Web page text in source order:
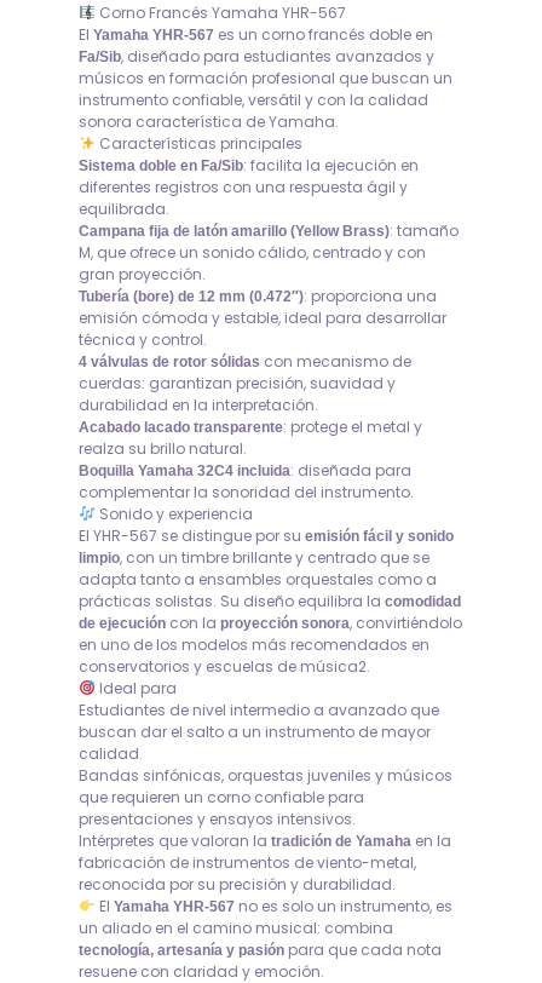
Corno Francés Yamaha YHR-567
El Yamaha YHR-567 es un corno francés doble en
Fa/Sib, diseñado para estudiantes avanzados y
músicos en formación profesional que buscan un
instrumento confiable, versátil y con la calidad
sonora característica de Yamaha.
Características principales
Sistema doble en Fa/Sib: facilita la ejecución en
diferentes registros con una respuesta ágil y
equilibrada.
Campana fija de latón amarillo (Yellow Brass): tamaño
M, que ofrece un sonido cálido, centrado y con
gran proyección.
Tubería (bore) de 12 mm (0.472″): proporciona una
emisión cómoda y estable, ideal para desarrollar
técnica y control.
4 válvulas de rotor sólidas con mecanismo de
cuerdas: garantizan precisión, suavidad y
durabilidad en la interpretación.
Acabado lacado transparente: protege el metal y
realza su brillo natural.
Boquilla Yamaha 32C4 incluida: diseñada para
complementar la sonoridad del instrumento.
Sonido y experiencia
El YHR-567 se distingue por su emisión fácil y sonido
limpio, con un timbre brillante y centrado que se
adapta tanto a ensambles orquestales como a
prácticas solistas. Su diseño equilibra la comodidad
de ejecución con la proyección sonora, convirtiéndolo
en uno de los modelos más recomendados en
conservatorios y escuelas de música2.
Ideal para
Estudiantes de nivel intermedio a avanzado que
buscan dar el salto a un instrumento de mayor
calidad.
Bandas sinfónicas, orquestas juveniles y músicos
que requieren un corno confiable para
presentaciones y ensayos intensivos.
Intérpretes que valoran la tradición de Yamaha en la
fabricación de instrumentos de viento-metal,
reconocida por su precisión y durabilidad.
El Yamaha YHR-567 no es solo un instrumento, es
un aliado en el camino musical: combina
tecnología, artesanía y pasión para que cada nota
resuene con claridad y emoción.